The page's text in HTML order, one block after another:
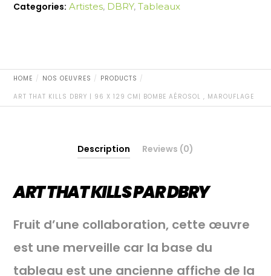
96
Aérosol
Marouflage
Categories: Artistes, DBRY,Tableaux
HOME NOS OEUVRES
PRODUCTS
ART THAT KILLS DBRY | 96 X 129 CM| BOMBE AÉROSOL , MAROUFLAGE
Description Reviews (0)
ART THAT KILLS PAR DBRY
Fruit d’une collaboration, cette œuvre
est une merveille car la base du
tableau est une ancienne affiche de la